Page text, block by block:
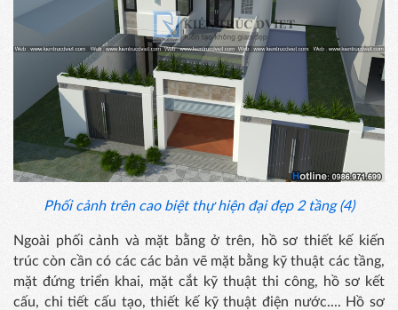
Phối cảnh trên cao biệt thự hiện đại đẹp 2 tầng (4)
Ngoài phối cảnh và mặt bằng ở trên, hồ sơ thiết kế kiến
trúc còn cần có các các bản vẽ mặt bằng kỹ thuật các tầng,
mặt đứng triển khai, mặt cắt kỹ thuật thi công, hồ sơ kết
cấu, chi tiết cấu tạo, thiết kế kỹ thuật điện nước.... Hồ sơ